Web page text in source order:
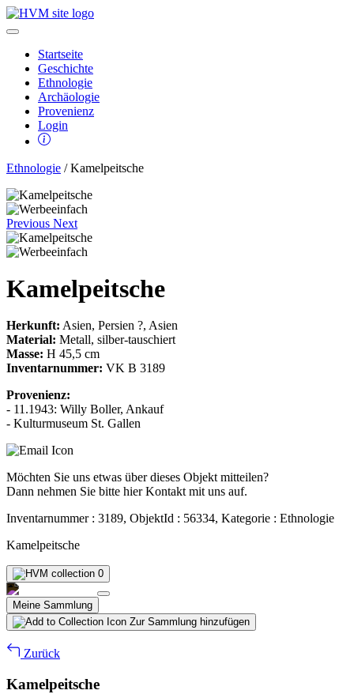
Startseite
Geschichte
Ethnologie
Archäologie
Provenienz
Login
Ethnologie / Kamelpeitsche
Previous Next
Kamelpeitsche
Herkunft: Asien, Persien ?, Asien
Material: Metall, silber-tauschiert
Masse: H 45,5 cm
Inventarnummer: VK B 3189
Provenienz:
- 11.1943: Willy Boller, Ankauf
- Kulturmuseum St. Gallen
Möchten Sie uns etwas über dieses Objekt mitteilen?
Dann nehmen Sie bitte hier Kontakt mit uns auf.
Inventarnummer : 3189, ObjektId : 56334, Kategorie : Ethnologie
Kamelpeitsche
0
Meine Sammlung
Zur Sammlung hinzufügen
Zurück
Kamelpeitsche